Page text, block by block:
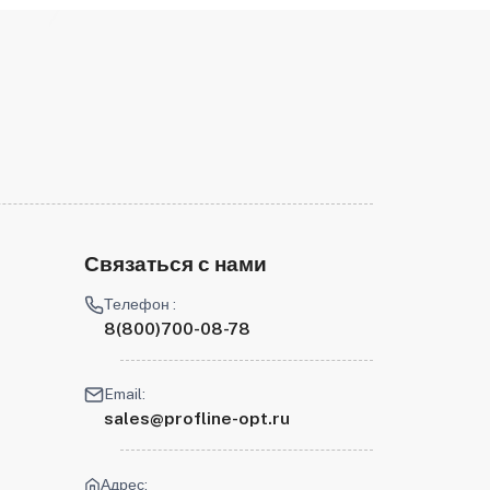
Связаться с нами
Телефон :
8(800)700-08-78
Email:
sales@profline-opt.ru
Адрес: